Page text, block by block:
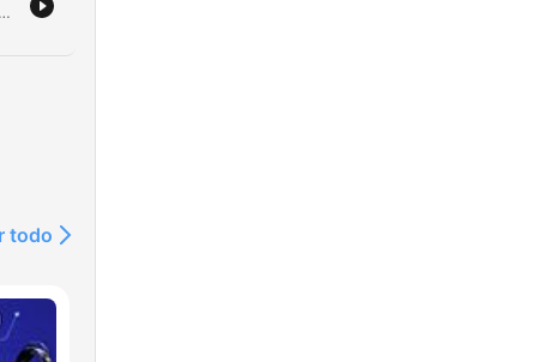
O episódio analisa a vitória do FC Porto na Supertaça contra o Torriense, abordando as críticas severas à organização do evento e às condições do relvado. O debate estende-se ao futuro de Diogo Costa e à necessidade de investimentos estruturais no futebol português. Além disso, discute-se a gestão de Infantino na FIFA e as polémicas financeiras da entidade, o possível mercado de transferências envolvendo Pedro Neto e a crise financeira que afeta clubes da Premier League.
todo